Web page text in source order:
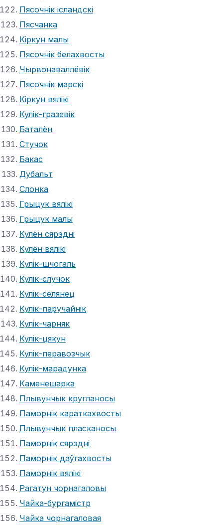
Пясочнік ісландскі
Пясчанка
Кіркун малы
Пясочнік белахвосты
Чырвонаваллёвік
Пясочнік марскі
Кіркун вялікі
Кулік-гразевік
Баталён
Стучок
Бакас
Дубальт
Слонка
Грыцук вялікі
Грыцук малы
Кулён сярэдні
Кулён вялікі
Кулік-шчогаль
Кулік-случок
Кулік-селянец
Кулік-паручайнік
Кулік-чарняк
Кулік-цякун
Кулік-перавозчык
Кулік-марадунка
Каменешарка
Плывунчык кругланосы
Паморнік караткахвосты
Плывунчык пласканосы
Паморнік сярэдні
Паморнік даўгахвосты
Паморнік вялікі
Рагатун чорнагаловы
Чайка-бургамістр
Чайка чорнагаловая